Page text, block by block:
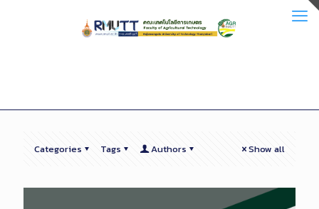
Categories Tags Authors Show all